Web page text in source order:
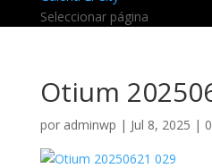
Seleccionar página
Otium
por adminwp | Jul 8, 2025 |